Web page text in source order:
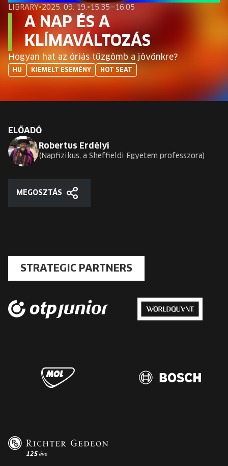
EURÓPA JÖVŐFESZTIVÁLJA
ELŐADÓK
INGYENES DIÁK- ÉS TANÁRREGISZTRÁCIÓ
Change
LIBRARY•2025. 09. 19.• 15:35—16:05
A NAP ÉS A
KLÍMAVÁLTOZÁS
Hogyan hat az óriás tűzgömb a jövőnkre?
HU KIEMELT ESEMÉNY HOT SEAT
ELŐADÓ
Robertus Erdélyi
Napfizikus, a Sheffieldi Egyetem professzora
MEGOSZTÁS
STRATEGIC PARTNERS